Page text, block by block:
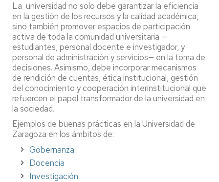
La universidad no solo debe garantizar la eficiencia
en la gestión de los recursos y la calidad académica,
sino también promover espacios de participación
activa de toda la comunidad universitaria —
estudiantes, personal docente e investigador, y
personal de administración y servicios— en la toma de
decisiones. Asimismo, debe incorporar mecanismos
de rendición de cuentas, ética institucional, gestión
del conocimiento y cooperación interinstitucional que
refuercen el papel transformador de la universidad en
la sociedad.
Ejemplos de buenas prácticas en la Universidad de
Zaragoza en los ámbitos de:
Gobernanza
Docencia
Investigación